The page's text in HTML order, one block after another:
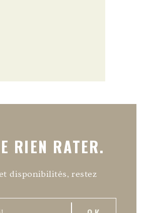
RIEN RATER.
disponibilités, restez